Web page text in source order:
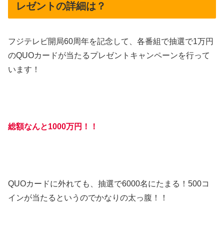
レゼントの詳細は？
フジテレビ開局60周年を記念して、各番組で抽選で1万円
のQUOカードが当たるプレゼントキャンペーンを行って
います！
総額なんと1000万円！！
QUOカードに外れても、抽選で6000名にたまる！500コ
インが当たるというのでかなりの太っ腹！！